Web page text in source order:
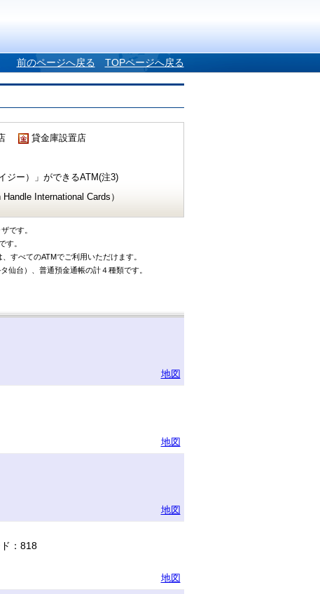
前のページへ戻る TOPページへ戻る
貸金庫設置店
ジー）」ができるATM(注3)
International Cards）
です。
す。
すべてのATMでご利用いただけます。
仙台）、普通預金通帳の計４種類です。
地図
地図
地図
：818
地図